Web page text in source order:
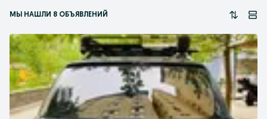
МЫ НАШЛИ 8 ОБЪЯВЛЕНИЙ